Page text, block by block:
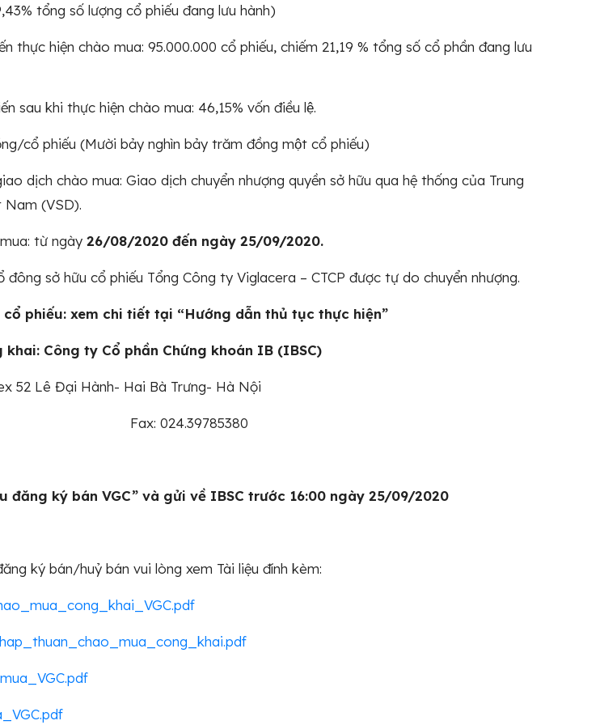
tổng số lượng cổ phiếu đang lưu hành)
hiện chào mua: 95.000.000 cổ phiếu, chiếm 21,19 % tổng số cổ phần đang lưu
sau khi thực hiện chào mua: 46,15% vốn điều lệ.
cổ phiếu (Mười bảy nghìn bảy trăm đồng một cổ phiếu)
dịch chào mua: Giao dịch chuyển nhượng quyền sở hữu qua hệ thống của Trung
(VSD).
từ ngày 26/08/2020 đến ngày 25/09/2020.
sở hữu cổ phiếu Tổng Công ty Viglacera – CTCP được tự do chuyển nhượng.
phiếu: xem chi tiết tại “Hướng dẫn thủ tục thực hiện”
Công ty Cổ phần Chứng khoán IB (IBSC)
52 Lê Đại Hành- Hai Bà Trưng- Hà Nội
Fax: 024.39785380
đăng ký bán VGC” và gửi về IBSC trước 16:00 ngày 25/09/2020
ký bán/huỷ bán vui lòng xem Tài liệu đính kèm: